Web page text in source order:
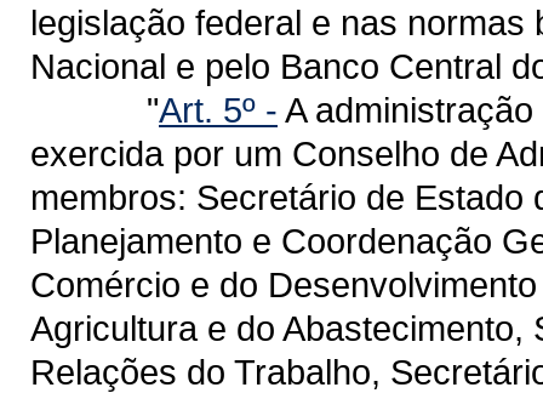
legislação federal e nas
Nacional e pelo Banco Central
"Art. 5º - A
exercida por um Conselho de
membros: Secretário de
Planejamento e Coordenação
Comércio e do
Agricultura e do
Relações do Trabalho,